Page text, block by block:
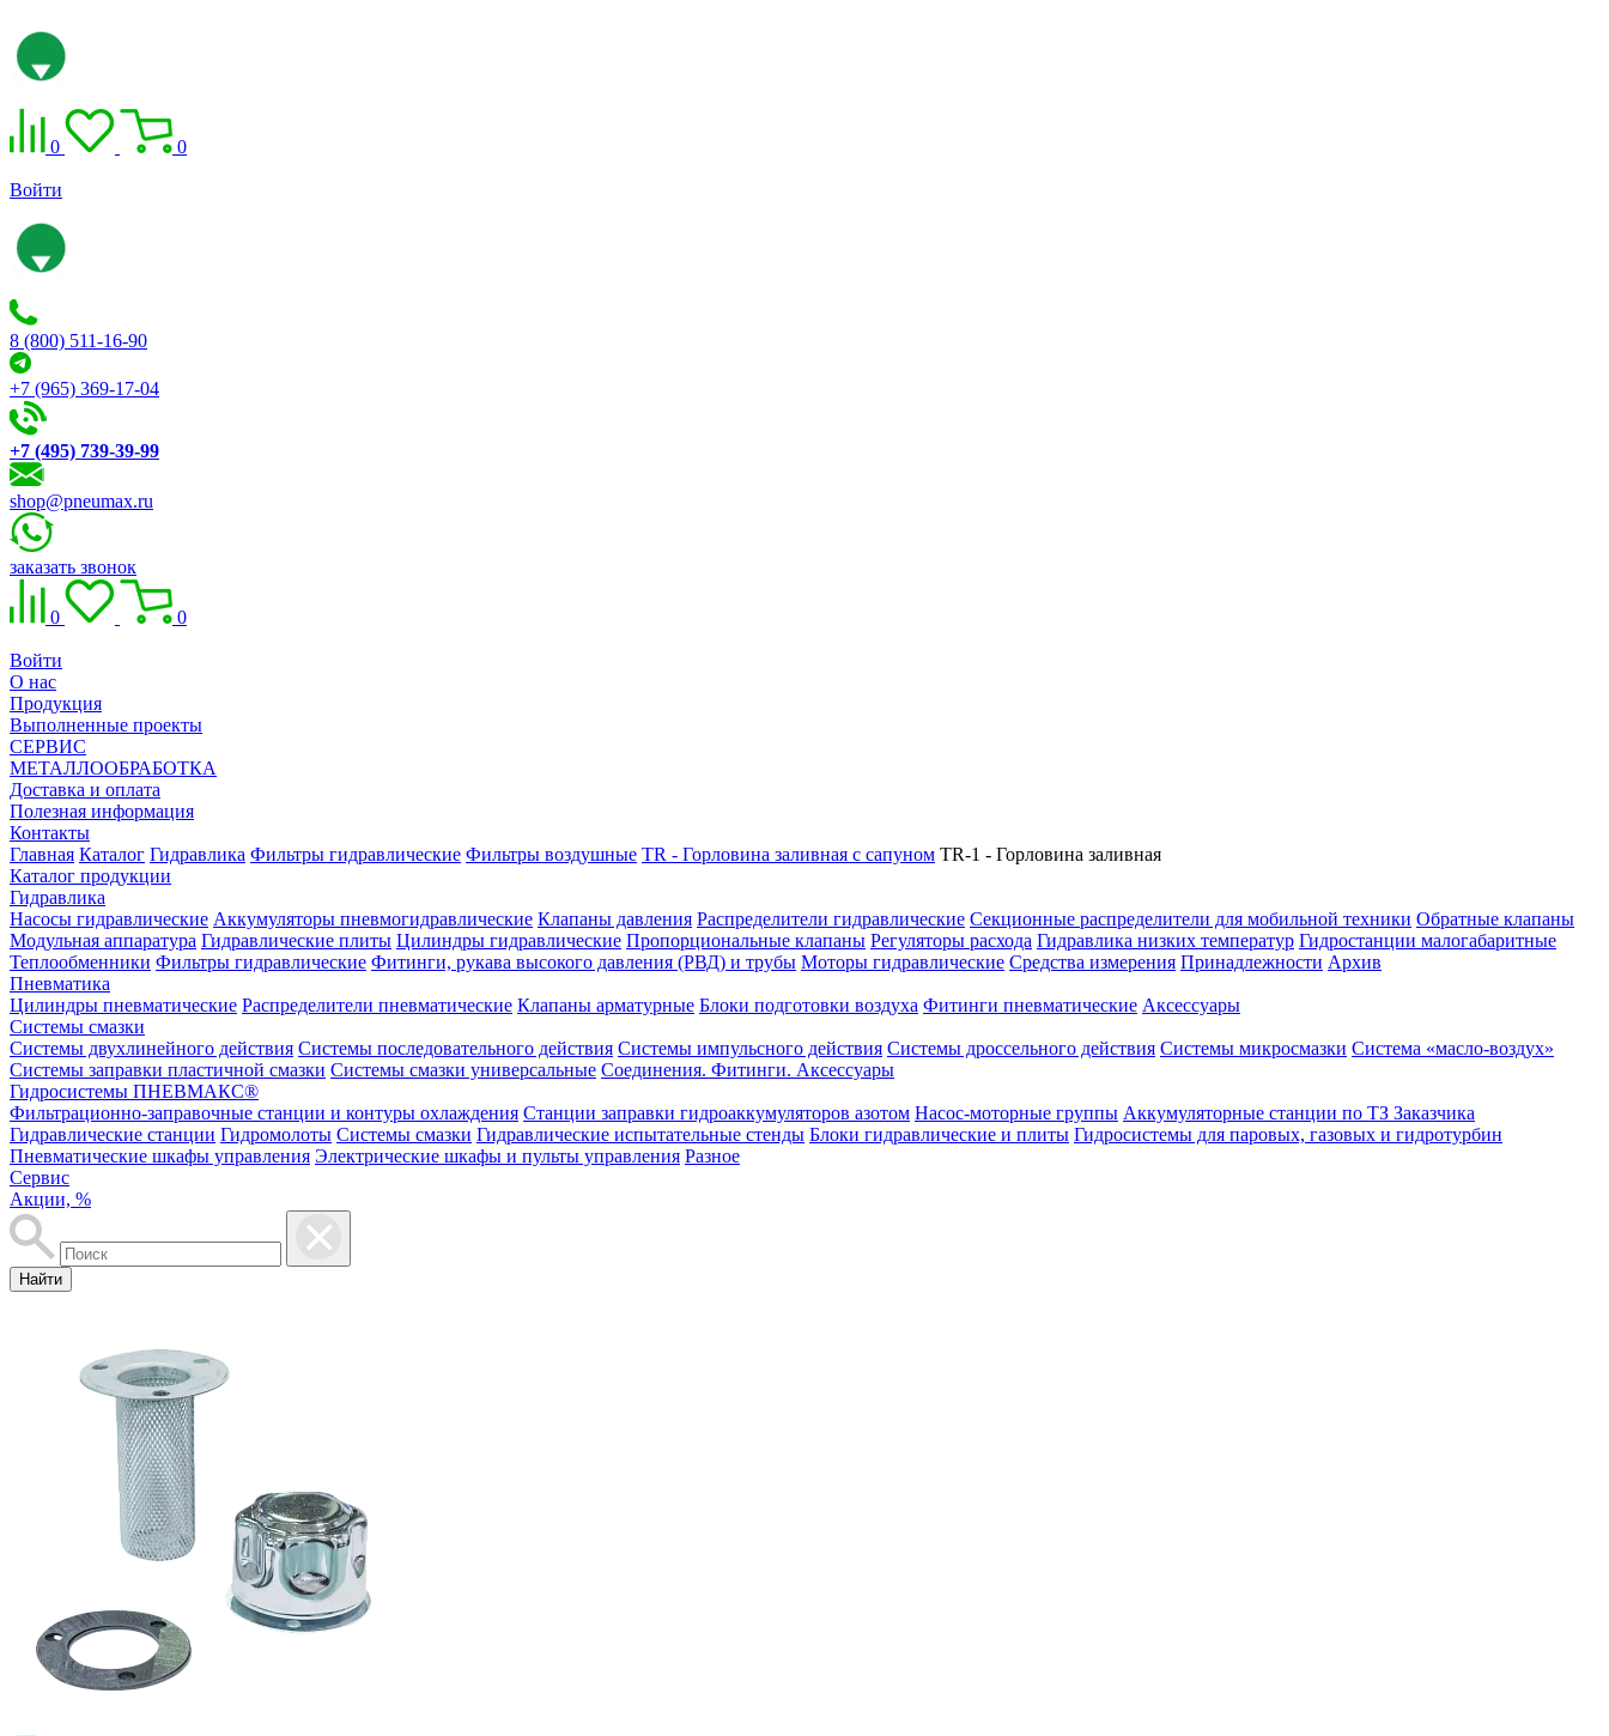
0 0
Войти
8 (800) 511-16-90
+7 (965) 369-17-04
+7 (495) 739-39-99
shop@pneumax.ru
заказать звонок
0 0
Войти
О нас
Продукция
Выполненные проекты
СЕРВИС
МЕТАЛЛООБРАБОТКА
Доставка и оплата
Полезная информация
Контакты
Главная Каталог Гидравлика Фильтры гидравлические Фильтры воздушные TR - Горловина заливная с сапуном TR-1 - Горловина заливная
Каталог продукции
Гидравлика
Насосы гидравлические Аккумуляторы пневмогидравлические Клапаны давления Распределители гидравлические Секционные распределители для мобильной техники Обратные клапаны
Модульная аппаратура Гидравлические плиты Цилиндры гидравлические Пропорциональные клапаны Регуляторы расхода Гидравлика низких температур Гидростанции малогабаритные
Теплообменники Фильтры гидравлические Фитинги, рукава высокого давления (РВД) и трубы Моторы гидравлические Средства измерения Принадлежности Архив
Пневматика
Цилиндры пневматические Распределители пневматические Клапаны арматурные Блоки подготовки воздуха Фитинги пневматические Аксессуары
Системы смазки
Системы двухлинейного действия Системы последовательного действия Системы импульсного действия Системы дроссельного действия Системы микросмазки Система «масло-воздух»
Системы заправки пластичной смазки Системы смазки универсальные Соединения. Фитинги. Аксессуары
Гидросистемы ПНЕВМАКС®
Фильтрационно-заправочные станции и контуры охлаждения Станции заправки гидроаккумуляторов азотом Насос-моторные группы Аккумуляторные станции по ТЗ Заказчика
Гидравлические станции Гидромолоты Системы смазки Гидравлические испытательные стенды Блоки гидравлические и плиты Гидросистемы для паровых, газовых и гидротурбин
Пневматические шкафы управления Электрические шкафы и пульты управления Разное
Сервис
Акции, %
Найти